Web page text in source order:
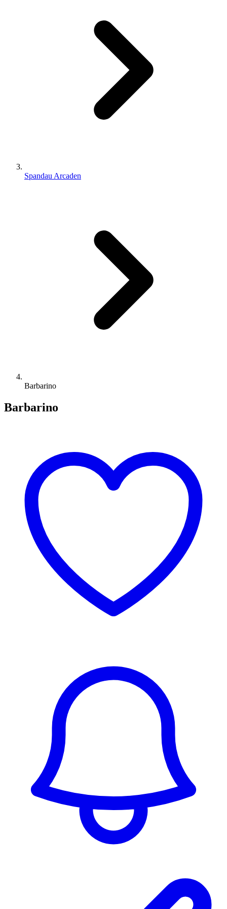
Spandau Arcaden
Barbarino
Barbarino